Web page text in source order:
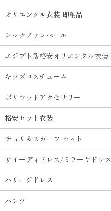
オリエンタル衣装 即納品
シルクファンベール
エジプト製格安オリエンタル衣装
キッズコスチューム
ボリウッドアクセサリー
格安セット衣装
チョリ＆スカーフ セット
サイーディドレス/ミラーヤドレス
ハリージドレス
パンツ